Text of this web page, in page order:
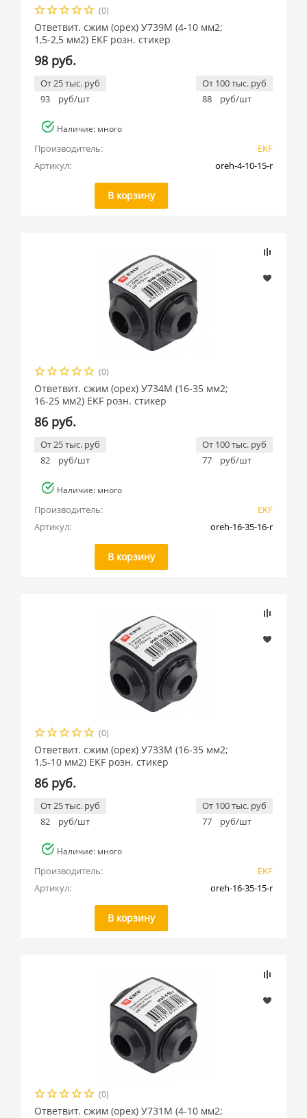
(0)
Ответвит. сжим (орех) У739М (4-10 мм2;
1,5-2,5 мм2) EKF розн. стикер
98 руб.
От 25 тыс. руб
93
руб/шт
От 100 тыс. руб
88
руб/шт
Наличие: много
Производитель:
EKF
Артикул:
oreh-4-10-15-r
В корзину
(0)
Ответвит. сжим (орех) У734М (16-35 мм2;
16-25 мм2) EKF розн. стикер
86 руб.
От 25 тыс. руб
82
руб/шт
От 100 тыс. руб
77
руб/шт
Наличие: много
Производитель:
EKF
Артикул:
oreh-16-35-16-r
В корзину
(0)
Ответвит. сжим (орех) У733М (16-35 мм2;
1,5-10 мм2) EKF розн. стикер
86 руб.
От 25 тыс. руб
82
руб/шт
От 100 тыс. руб
77
руб/шт
Наличие: много
Производитель:
EKF
Артикул:
oreh-16-35-15-r
В корзину
(0)
Ответвит. сжим (орех) У731М (4-10 мм2;